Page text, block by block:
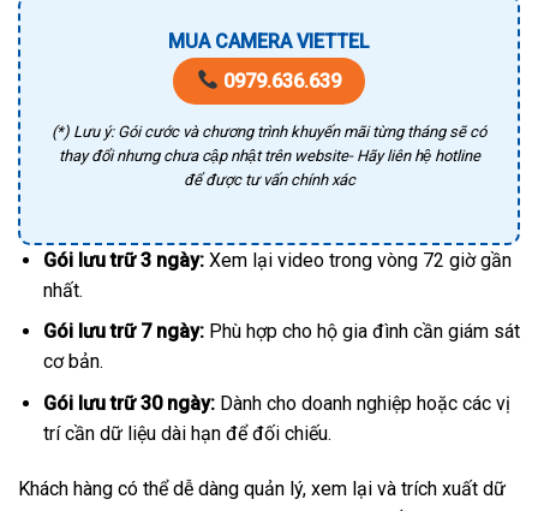
MUA CAMERA VIETTEL
0979.636.639
(*) Lưu ý: Gói cước và chương trình khuyến mãi từng tháng sẽ có
thay đổi nhưng chưa cập nhật trên website- Hãy liên hệ hotline
để được tư vấn chính xác
Gói lưu trữ 3 ngày:Xem lại video trong vòng 72 giờ gần
nhất.
Gói lưu trữ 7 ngày:Phù hợp cho hộ gia đình cần giám sát
cơ bản.
Gói lưu trữ 30 ngày:Dành cho doanh nghiệp hoặc các vị
trí cần dữ liệu dài hạn để đối chiếu.
Khách hàng có thể dễ dàng quản lý, xem lại và trích xuất dữ